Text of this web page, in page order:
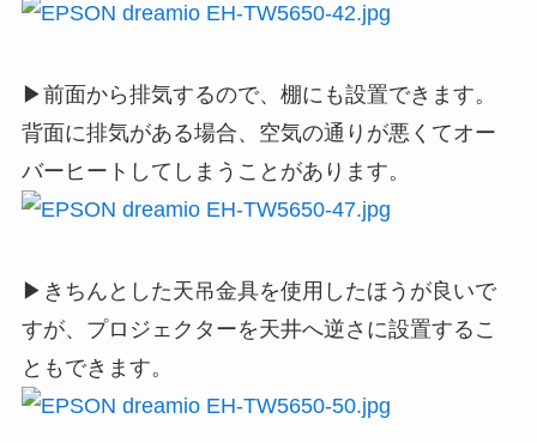
▶前面から排気するので、棚にも設置できます。
背面に排気がある場合、空気の通りが悪くてオー
バーヒートしてしまうことがあります。
▶きちんとした天吊金具を使用したほうが良いで
すが、プロジェクターを天井へ逆さに設置するこ
ともできます。